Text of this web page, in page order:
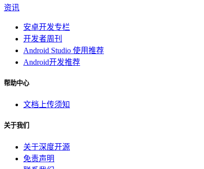
资讯
安卓开发专栏
开发者周刊
Android Studio 使用推荐
Android开发推荐
帮助中心
文档上传须知
关于我们
关于深度开源
免责声明